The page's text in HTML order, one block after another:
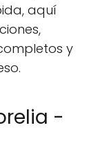
aquí
y
-